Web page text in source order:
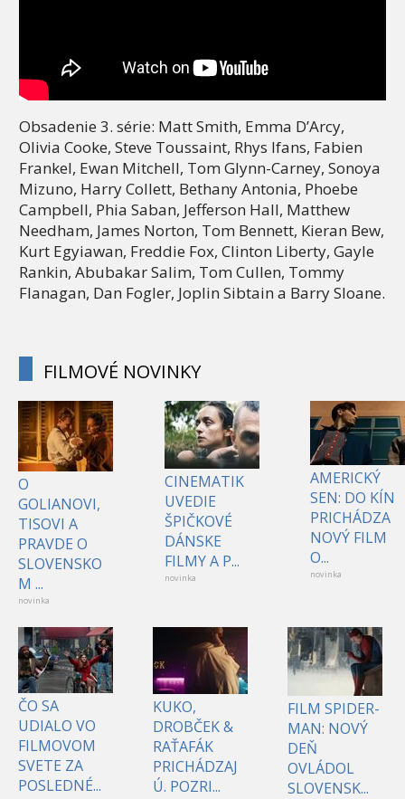
Obsadenie 3. série: Matt Smith, Emma D’Arcy,
Olivia Cooke, Steve Toussaint, Rhys Ifans, Fabien
Frankel, Ewan Mitchell, Tom Glynn-Carney, Sonoya
Mizuno, Harry Collett, Bethany Antonia, Phoebe
Campbell, Phia Saban, Jefferson Hall, Matthew
Needham, James Norton, Tom Bennett, Kieran Bew,
Kurt Egyiawan, Freddie Fox, Clinton Liberty, Gayle
Rankin, Abubakar Salim, Tom Cullen, Tommy
Flanagan, Dan Fogler, Joplin Sibtain a Barry Sloane.
FILMOVÉ NOVINKY
O
GOLIANOVI,
TISOVI A
PRAVDE O
SLOVENSKO
M ...
novinka
CINEMATIK
UVEDIE
ŠPIČKOVÉ
DÁNSKE
FILMY A P...
novinka
AMERICKÝ
SEN: DO KÍN
PRICHÁDZA
NOVÝ FILM
O...
novinka
ČO SA
UDIALO VO
FILMOVOM
SVETE ZA
POSLEDNÉ...
KUKO,
DROBČEK &
RAŤAFÁK
PRICHÁDZAJ
Ú. POZRI...
FILM SPIDER-
MAN: NOVÝ
DEŇ
OVLÁDOL
SLOVENSK...